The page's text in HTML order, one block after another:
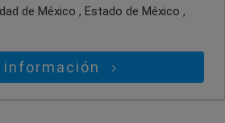
de México , Estado de México ,
información